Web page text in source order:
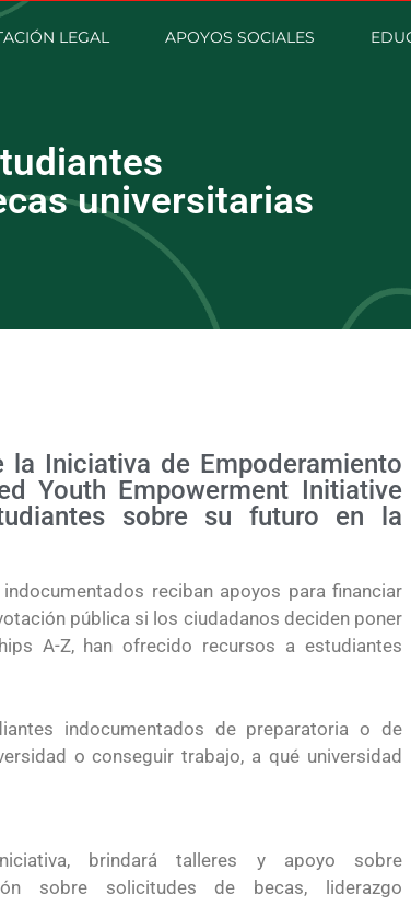
LEGAL APOYOS SOCIALES
universitarias
la Iniciativa de Empoderamiento
Youth Empowerment Initiative
sobre su futuro en la
reciban apoyos para financiar
pública si los ciudadanos deciden poner
A-Z, han ofrecido recursos a estudiantes
indocumentados de preparatoria o de
o conseguir trabajo, a qué universidad
brindará talleres y apoyo sobre
sobre solicitudes de becas, liderazgo